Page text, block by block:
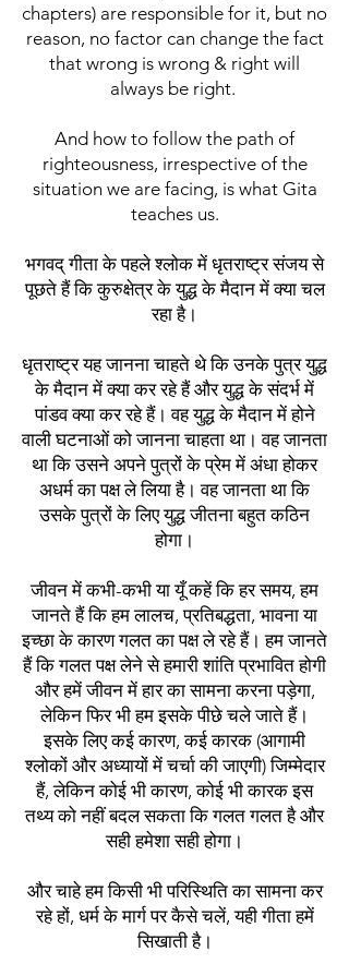
chapters) are responsible for it, but no
reason, no factor can change the fact
that wrong is wrong & right will
always be right.
And how to follow the path of
righteousness, irrespective of the
situation we are facing, is what Gita
teaches us.
भगवद् गीता के पहले श्लोक में धृतराष्ट्र संजय से
पूछते हैं कि कुरुक्षेत्र के युद्ध के मैदान में क्या चल
रहा है।
धृतराष्ट्र यह जानना चाहते थे कि उनके पुत्र युद्ध
के मैदान में क्या कर रहे हैं और युद्ध के संदर्भ में
पांडव क्या कर रहे हैं। वह युद्ध के मैदान में होने
वाली घटनाओं को जानना चाहता था। वह जानता
था कि उसने अपने पुत्रों के प्रेम में अंधा होकर
अधर्म का पक्ष ले लिया है। वह जानता था कि
उसके पुत्रों के लिए युद्ध जीतना बहुत कठिन
होगा।
जीवन में कभी-कभी या यूँ कहें कि हर समय, हम
जानते हैं कि हम लालच, प्रतिबद्धता, भावना या
इच्छा के कारण गलत का पक्ष ले रहे हैं। हम जानते
हैं कि गलत पक्ष लेने से हमारी शांति प्रभावित होगी
और हमें जीवन में हार का सामना करना पड़ेगा,
लेकिन फिर भी हम इसके पीछे चले जाते हैं।
इसके लिए कई कारण, कई कारक (आगामी
श्लोकों और अध्यायों में चर्चा की जाएगी) जिम्मेदार
हैं, लेकिन कोई भी कारण, कोई भी कारक इस
तथ्य को नहीं बदल सकता कि गलत गलत है और
सही हमेशा सही होगा।
और चाहे हम किसी भी परिस्थिति का सामना कर
रहे हों, धर्म के मार्ग पर कैसे चलें, यही गीता हमें
सिखाती है।